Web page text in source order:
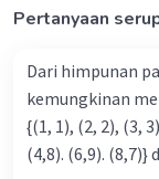
Pertanyaan
Dari himpunan
kemungkinan merupakan ko-
{(1, 1), (2, 2), (3, 3), (4,4)} b. {(1, 2), (2, 3),